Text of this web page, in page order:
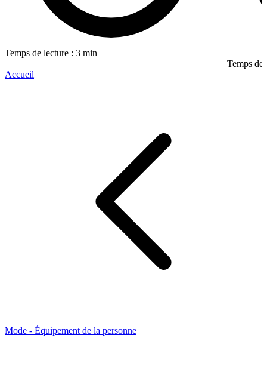
Temps de lecture : 3 min
Temps de
Accueil
Mode - Équipement de la personne